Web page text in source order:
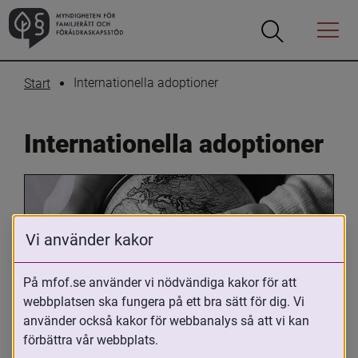
Öppna
Öppna
Menyn
Start Internationella adoptioner
Internationella adoptioner
Oavsett om du är adopterad,
adoptivförälder eller arbetar med
Vi använder kakor
På mfof.se använder vi nödvändiga kakor för att
webbplatsen ska fungera på ett bra sätt för dig. Vi
använder också kakor för webbanalys så att vi kan
förbättra vår webbplats.